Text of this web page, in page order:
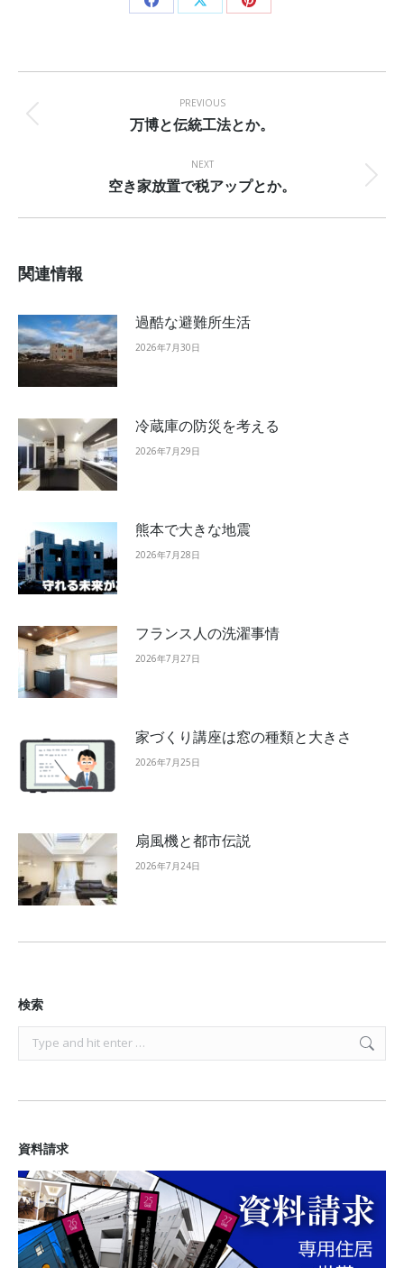
Share Share Share
navigation
PREVIOUS
Previous
万博と伝統工法とか。
NEXT
Next
空き家放置で税アップとか。
関連情報
過酷な避難所生活
2026年7月30日
冷蔵庫の防災を考える
2026年7月29日
熊本で大きな地震
2026年7月28日
フランス人の洗濯事情
2026年7月27日
家づくり講座は窓の種類と大きさ
2026年7月25日
扇風機と都市伝説
2026年7月24日
検索
Search:
資料請求